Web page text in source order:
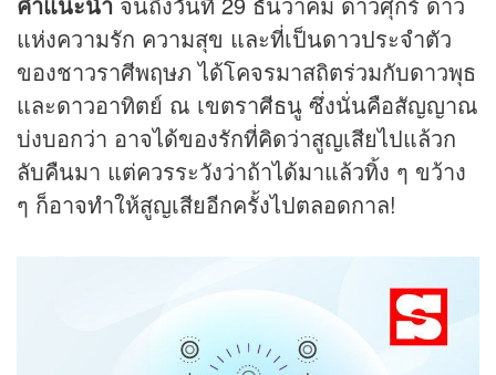
แห่งความรัก ความสุข และที่เป็นดาวประจำตัว
ของชาวราศีพฤษภ ได้โคจรมาสถิตร่วมกับดาวพุธ
และดาวอาทิตย์ ณ เขตราศีธนู ซึ่งนั่นคือสัญญาณ
บ่งบอกว่า อาจได้ของรักที่คิดว่าสูญเสียไปแล้วก
ลับคืนมา แต่ควรระวังว่าถ้าได้มาแล้วทิ้ง ๆ ขว้าง
ๆ ก็อาจทำให้สูญเสียอีกครั้งไปตลอดกาล!